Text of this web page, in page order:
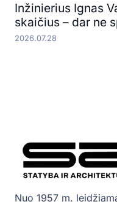
Inžinierius Ignas
skaičius – dar ne
2026.07.28
Nuo 1957 m.